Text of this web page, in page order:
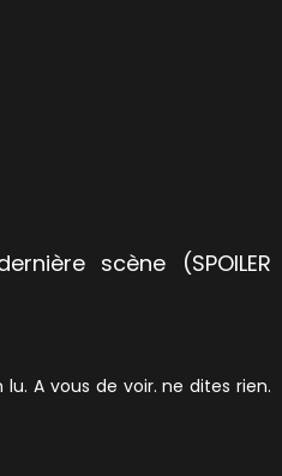
scène (SPOILER
lu. A vous de voir. ne dites rien.